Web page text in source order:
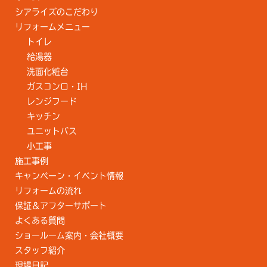
シアライズのこだわり
リフォームメニュー
トイレ
給湯器
洗面化粧台
ガスコンロ・IH
レンジフード
キッチン
ユニットバス
小工事
施工事例
キャンペーン・イベント情報
リフォームの流れ
保証＆アフターサポート
よくある質問
ショールーム案内・会社概要
スタッフ紹介